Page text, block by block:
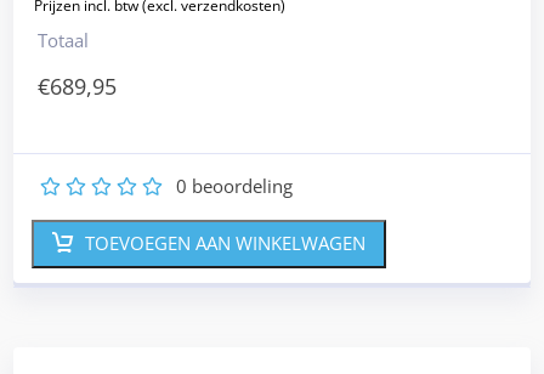
Totaal
€689,95
5
4
3
2 0 beoordeling
TOEVOEGEN AAN WINKELWAGEN